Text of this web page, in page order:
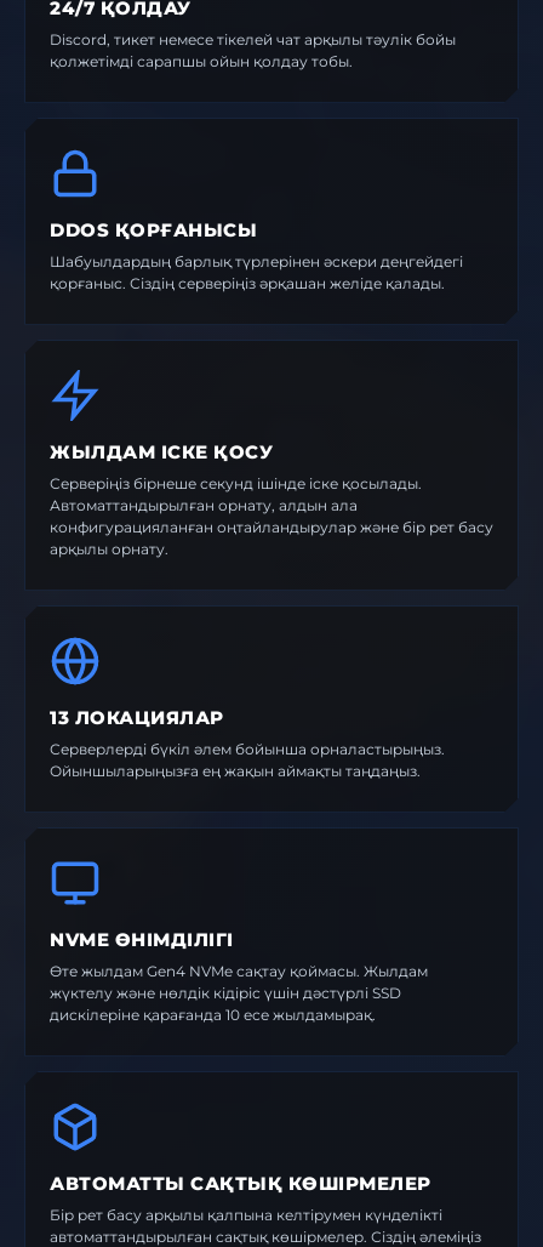
24/7 ҚОЛДАУ
Discord, тикет немесе тікелей чат арқылы тәулік бойы
қолжетімді сарапшы ойын қолдау тобы.
DDOS ҚОРҒАНЫСЫ
Шабуылдардың барлық түрлерінен әскери деңгейдегі
қорғаныс. Сіздің серверіңіз әрқашан желіде қалады.
ЖЫЛДАМ ІСКЕ ҚОСУ
Серверіңіз бірнеше секунд ішінде іске қосылады.
Автоматтандырылған орнату, алдын ала
конфигурацияланған оңтайландырулар және бір рет басу
арқылы орнату.
13 ЛОКАЦИЯЛАР
Серверлерді бүкіл әлем бойынша орналастырыңыз.
Ойыншыларыңызға ең жақын аймақты таңдаңыз.
NVME ӨНІМДІЛІГІ
Өте жылдам Gen4 NVMe сақтау қоймасы. Жылдам
жүктелу және нөлдік кідіріс үшін дәстүрлі SSD
дискілеріне қарағанда 10 есе жылдамырақ.
АВТОМАТТЫ САҚТЫҚ КӨШІРМЕЛЕР
Бір рет басу арқылы қалпына келтірумен күнделікті
автоматтандырылған сақтық көшірмелер. Сіздің әлеміңіз